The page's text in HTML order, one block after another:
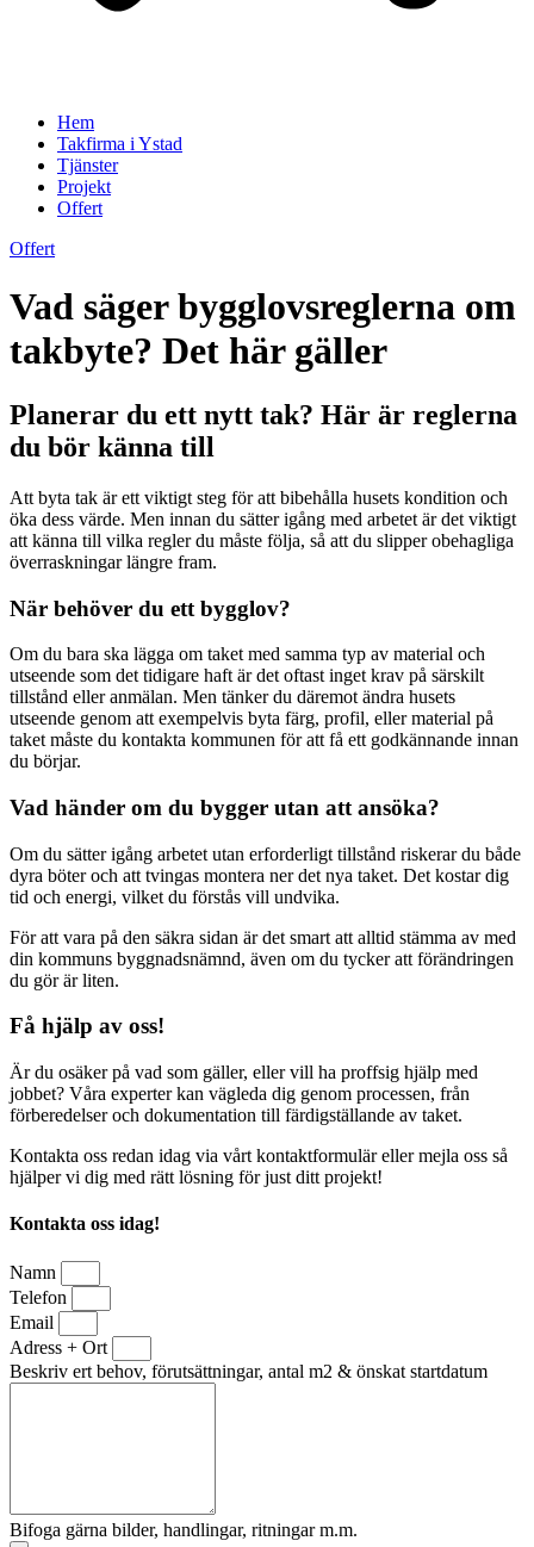
Hem
Takfirma i Ystad
Tjänster
Projekt
Offert
Offert
Vad säger bygglovsreglerna om
takbyte? Det här gäller
Planerar du ett nytt tak? Här är reglerna
du bör känna till
Att byta tak är ett viktigt steg för att bibehålla husets kondition och
öka dess värde. Men innan du sätter igång med arbetet är det viktigt
att känna till vilka regler du måste följa, så att du slipper obehagliga
överraskningar längre fram.
När behöver du ett bygglov?
Om du bara ska lägga om taket med samma typ av material och
utseende som det tidigare haft är det oftast inget krav på särskilt
tillstånd eller anmälan. Men tänker du däremot ändra husets
utseende genom att exempelvis byta färg, profil, eller material på
taket måste du kontakta kommunen för att få ett godkännande innan
du börjar.
Vad händer om du bygger utan att ansöka?
Om du sätter igång arbetet utan erforderligt tillstånd riskerar du både
dyra böter och att tvingas montera ner det nya taket. Det kostar dig
tid och energi, vilket du förstås vill undvika.
För att vara på den säkra sidan är det smart att alltid stämma av med
din kommuns byggnadsnämnd, även om du tycker att förändringen
du gör är liten.
Få hjälp av oss!
Är du osäker på vad som gäller, eller vill ha proffsig hjälp med
jobbet? Våra experter kan vägleda dig genom processen, från
förberedelser och dokumentation till färdigställande av taket.
Kontakta oss redan idag via vårt kontaktformulär eller mejla oss så
hjälper vi dig med rätt lösning för just ditt projekt!
Kontakta oss idag!
Namn
Telefon
Email
Adress + Ort
Beskriv ert behov, förutsättningar, antal m2 & önskat startdatum
Bifoga gärna bilder, handlingar, ritningar m.m.